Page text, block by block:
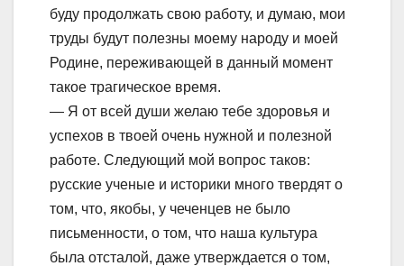
буду продолжать свою работу, и думаю, мои
труды будут полезны моему народу и моей
Родине, переживающей в данный момент
такое трагическое время.
— Я от всей души желаю тебе здоровья и
успехов в твоей очень нужной и полезной
работе. Следующий мой вопрос таков:
русские ученые и историки много твердят о
том, что, якобы, у чеченцев не было
письменности, о том, что наша культура
была отсталой, даже утверждается о том,